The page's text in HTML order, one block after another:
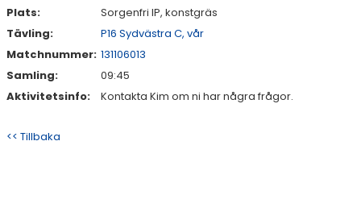
Plats:
Sorgenfri IP, konstgräs
Tävling:
P16 Sydvästra C, vår
Matchnummer: 131106013
Samling:
09:45
Aktivitetsinfo:
Kontakta Kim om ni har några frågor.
<< Tillbaka